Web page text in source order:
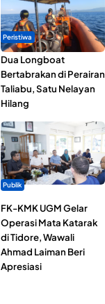
Peristiwa
Dua Longboat
Bertabrakan di Perairan
Taliabu, Satu Nelayan
Hilang
Publik
FK-KMK UGM Gelar
Operasi Mata Katarak
di Tidore, Wawali
Ahmad Laiman Beri
Apresiasi